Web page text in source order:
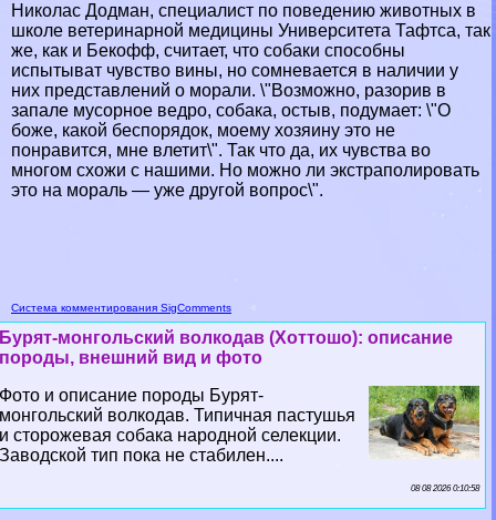
Николас Додман, специалист по поведению животных в
школе ветеринарной медицины Университета Тафтса, так
же, как и Бекофф, считает, что собаки способны
испытыват чувство вины, но сомневается в наличии у
них представлений о морали. \"Возможно, разорив в
запале мусорное ведро, собака, остыв, подумает: \"О
боже, какой беспорядок, моему хозяину это не
понравится, мне влетит\". Так что да, их чувства во
многом схожи с нашими. Но можно ли экстраполировать
это на мораль — уже другой вопрос\".
Система комментирования SigComments
Бурят-монгольский волкодав (Хоттошо): описание
породы, внешний вид и фото
Фото и описание породы Бурят-
монгольский волкодав. Типичная пастушья
и сторожевая собака народной селекции.
Заводской тип пока не стабилен....
08 08 2026 0:10:58